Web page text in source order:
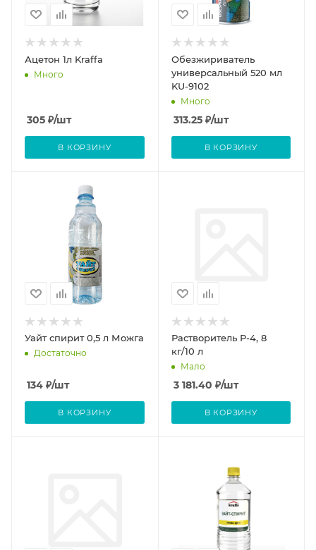
Ацетон 1л Kraffa
Много
305 ₽/шт
В КОРЗИНУ
Обезжириватель
универсальный 520 мл
KU-9102
Много
313.25₽/шт
В КОРЗИНУ
Уайт спирит 0,5 л Можга
Достаточно
134 ₽/шт
В КОРЗИНУ
Растворитель Р-4, 8
кг/10 л
Мало
3 181.40 ₽/шт
В КОРЗИНУ